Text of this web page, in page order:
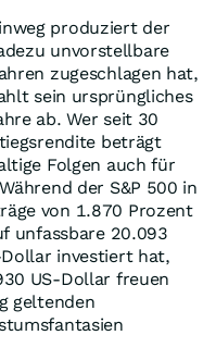
produziert der
unvorstellbare
zugeschlagen hat,
sein ursprüngliches
ab. Wer seit 30
beträgt
Folgen auch für
der S&P 500 in
von 1.870 Prozent
unfassbare 20.093
investiert hat,
US-Dollar freuen
geltenden